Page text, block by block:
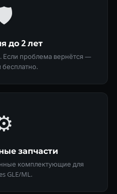
до 2 лет
Если проблема вернётся —
бесплатно.
запчасти
комплектующие для
GLE/ML.